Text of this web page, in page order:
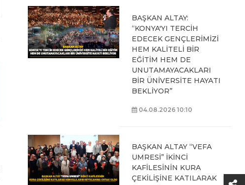
BAŞKAN ALTAY:
“KONYA'YI TERCİH
EDECEK GENÇLERİMİZİ
HEM KALİTELİ BİR
EĞİTİM HEM DE
UNUTAMAYACAKLARI
BİR ÜNİVERSİTE HAYATI
BEKLİYOR”
04.08.2026 10:10
BAŞKAN ALTAY “VEFA
UMRESİ” İKİNCİ
KAFİLESİNİN KURA
ÇEKİLİŞİNE KATILARAK